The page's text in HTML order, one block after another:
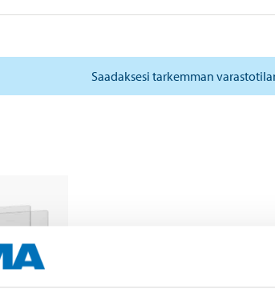
Saadaksesi tarkemman